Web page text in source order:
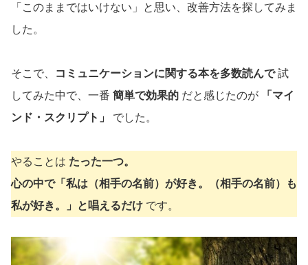
「このままではいけない」と思い、改善方法を探してみま
した。
そこで、 コミュニケーションに関する本を多数読んで試
してみた中で、一番 簡単で効果的 だと感じたのが
「マイ
ンド・スクリプト」
でした。
やることは たった一つ。
心の中で「私は（相手の名前）が好き。（相手の名前）も
私が好き。」と唱えるだけ です。